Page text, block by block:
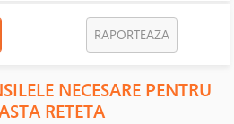
RAPORTEAZA
NECESARE PENTRU
RETETA